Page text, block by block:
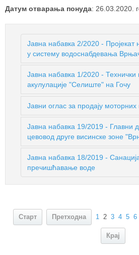
Датум отварања понуда: 26.03.2020.
Јавна набавка 2/2020 - Пројекат
у систему водоснабдевања
Јавна набавка 1/2020 - Технички
акулулације "Селиште" на Гочу
Јавни оглас за продају моторних
Јавна набавка 19/2019 - Главни
цевовод друге висинске зоне
Јавна набавка 18/2019 -
пречишћавање воде
Старт Претходна 1 2 3 4 5 6
Крај